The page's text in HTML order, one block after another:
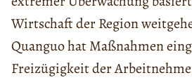
Wirtschaft der Region
Quanguo hat Maßnahmen
Freizügigkeit der